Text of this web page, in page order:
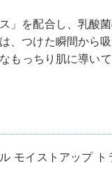
」を配合し、乳酸
、つけた瞬間から
っちり肌に導いて
モイストアップ